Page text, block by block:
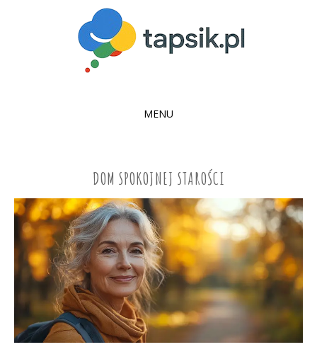
MENU
DOM SPOKOJNEJ STAROŚCI